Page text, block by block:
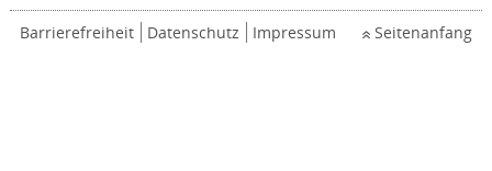
Barrierefreiheit Datenschutz Impressum Seitenanfang